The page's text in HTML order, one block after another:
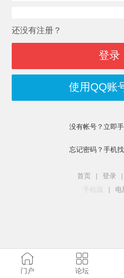
还没有注册？
登录
使用QQ账
没有帐号？立即
忘记密码？手机
首页 | 登录 |
手机版
| 电
门户 论坛